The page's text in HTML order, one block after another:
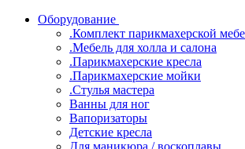
Оборудование
.Комплект парикмахерской
.Мебель для холла и салона
.Парикмахерские кресла
.Парикмахерские мойки
.Стулья мастера
Ванны для ног
Вапоризаторы
Детские кресла
Для маникюра / воскоплавы